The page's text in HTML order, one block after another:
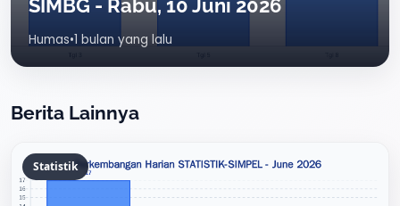
SIMBG - Rabu, 10 Juni 2026
Humas•1 bulan yang lalu
Berita Lainnya
Statistik